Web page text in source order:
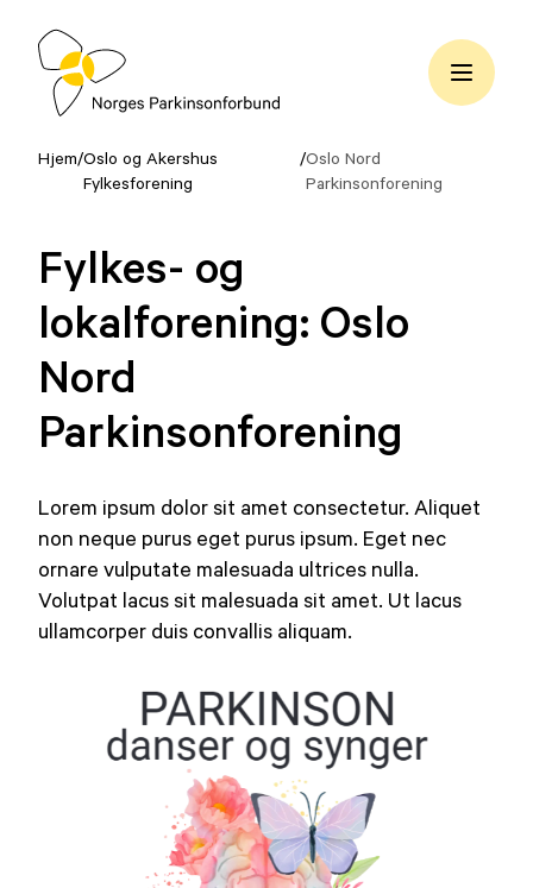
Hopp
innholdNorges
Hjem/Oslo og Akershus
Fylkesforening
/Oslo Nord
Parkinsonforening
Fylkes- og
lokalforening: Oslo
Nord
Parkinsonforening
Lorem ipsum dolor sit amet consectetur. Aliquet
non neque purus eget purus ipsum. Eget nec
ornare vulputate malesuada ultrices nulla.
Volutpat lacus sit malesuada sit amet. Ut lacus
ullamcorper duis convallis aliquam.